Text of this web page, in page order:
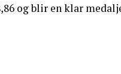
og blir en klar